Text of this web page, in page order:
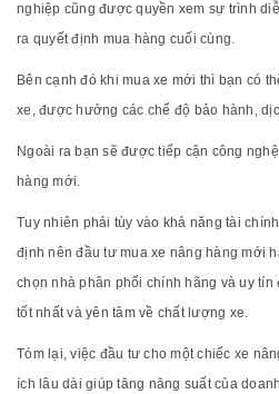
nghiệp cũng được quyền xem sự trình
ra quyết định mua hàng cuối cùng.
Bên cạnh đó khi mua xe mới thì bạn có
xe, được hưởng các chế độ bảo hành,
Ngoài ra bạn sẽ được tiếp cận công
hàng mới.
Tuy nhiên phải tùy vào khả năng tài
định nên đầu tư mua xe nâng hàng mới
chọn nhà phân phối chính hãng và uy
tốt nhất và yên tâm về chất lượng xe.
Tóm lại, việc đầu tư cho một chiếc xe
ích lâu dài giúp tăng năng suất của